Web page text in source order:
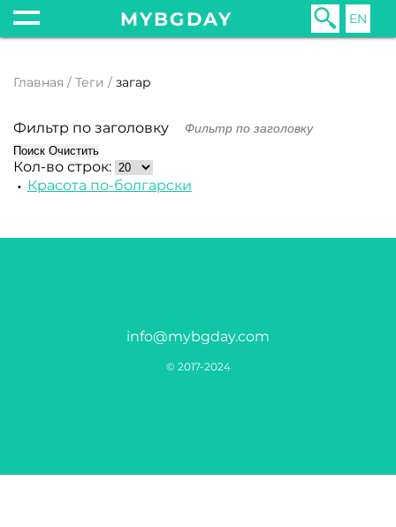
MYBGDAY EN
Главная Теги загар
Фильтр по заголовку
Поиск Очистить
Кол-во строк:
Красота по-болгарски
info@mybgday.com
© 2017-2024